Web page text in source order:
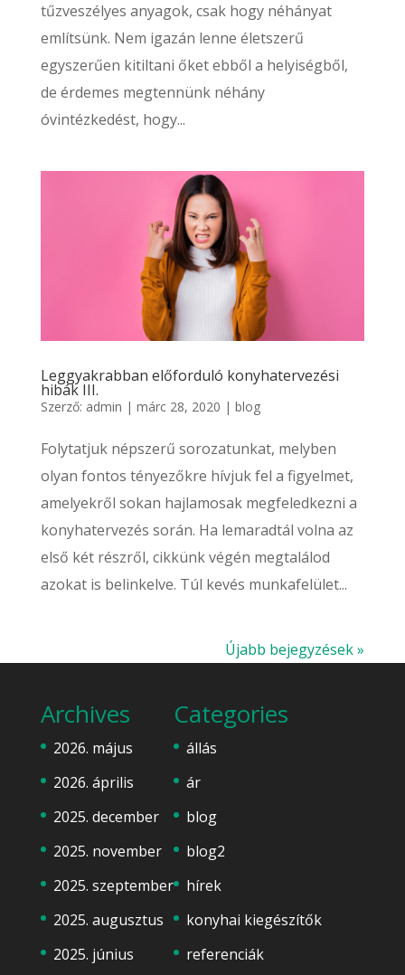
tűzveszélyes anyagok, csak hogy néhányat
említsünk. Nem igazán lenne életszerű
egyszerűen kitiltani őket ebből a helyiségből,
de érdemes megtennünk néhány
óvintézkedést, hogy...
Leggyakrabban előforduló konyhatervezési
hibák III.
Szerző: admin | márc 28, 2020 | blog
Folytatjuk népszerű sorozatunkat, melyben
olyan fontos tényezőkre hívjuk fel a figyelmet,
amelyekről sokan hajlamosak megfeledkezni a
konyhatervezés során. Ha lemaradtál volna az
első két részről, cikkünk végén megtalálod
azokat is belinkelve. Túl kevés munkafelület...
Újabb bejegyzések »
Archives
2026. május
2026. április
2025. december
2025. november
2025. szeptember
2025. augusztus
2025. június
Categories
állás
ár
blog
blog2
hírek
konyhai kiegészítők
referenciák